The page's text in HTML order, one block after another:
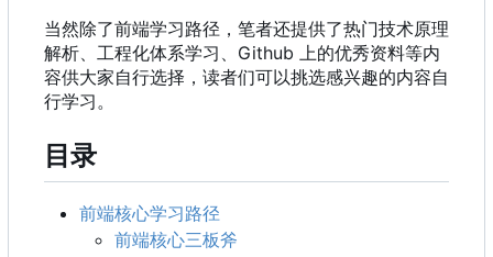
当然除了前端学习路径 ， 笔者还提供了热门技术原理
解析、工程化体系学习、Github 上的优秀资料等内
容供大家自行选择，读者们可以挑选感兴趣的内容自
行学习。
目录
前端核心学习路径
前端核心三板斧